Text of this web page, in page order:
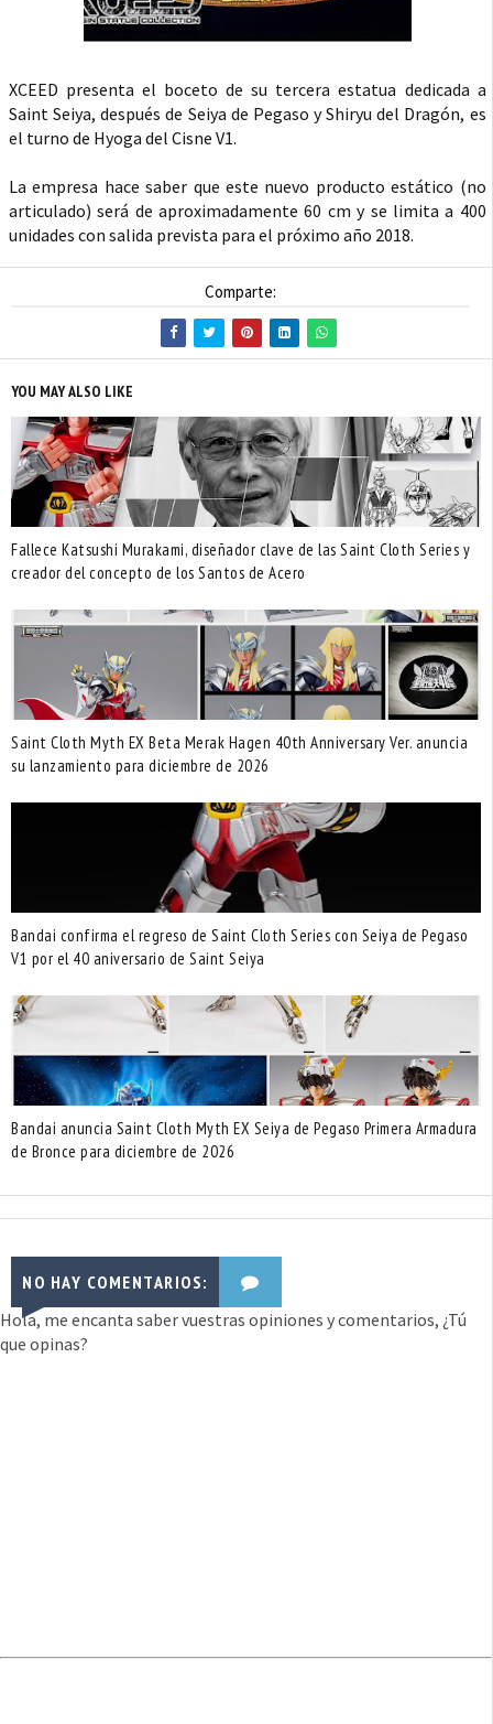
XCEED presenta el boceto de su tercera estatua dedicada a
Saint Seiya, después de Seiya de Pegaso y Shiryu del Dragón, es
el turno de Hyoga del Cisne V1.
La empresa hace saber que este nuevo producto estático (no
articulado) será de aproximadamente 60 cm y se limita a 400
unidades con salida prevista para el próximo año 2018.
Comparte:
YOU MAY ALSO LIKE
Fallece Katsushi Murakami, diseñador clave de las Saint Cloth Series y
creador del concepto de los Santos de Acero
Saint Cloth Myth EX Beta Merak Hagen 40th Anniversary Ver. anuncia
su lanzamiento para diciembre de 2026
Bandai confirma el regreso de Saint Cloth Series con Seiya de Pegaso
V1 por el 40 aniversario de Saint Seiya
Bandai anuncia Saint Cloth Myth EX Seiya de Pegaso Primera Armadura
de Bronce para diciembre de 2026
NO HAY COMENTARIOS:
Hola, me encanta saber vuestras opiniones y comentarios, ¿Tú
que opinas?